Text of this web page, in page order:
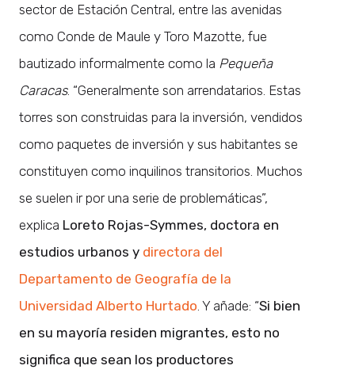
sector de Estación Central, entre las avenidas
como Conde de Maule y Toro Mazotte, fue
bautizado informalmente como la Pequeña
Caracas. “Generalmente son arrendatarios. Estas
torres son construidas para la inversión, vendidos
como paquetes de inversión y sus habitantes se
constituyen como inquilinos transitorios. Muchos
se suelen ir por una serie de problemáticas”,
explica Loreto Rojas-Symmes, doctora en
estudios urbanos y directora del
Departamento de Geografía de la
Universidad Alberto Hurtado . Y añade: “Si bien
en su mayoría residen migrantes, esto no
significa que sean los productores